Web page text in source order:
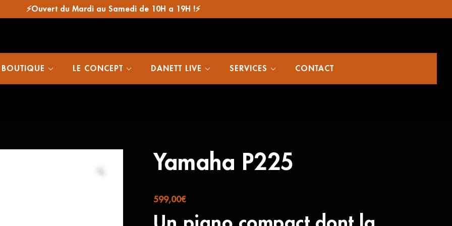
⚡Ouvert du Mardi au Samedi de 10H a 19H !⚡
LE CONCEPT DANETT LIVE SERVICES CONTACT
Yamaha P225
599,00€